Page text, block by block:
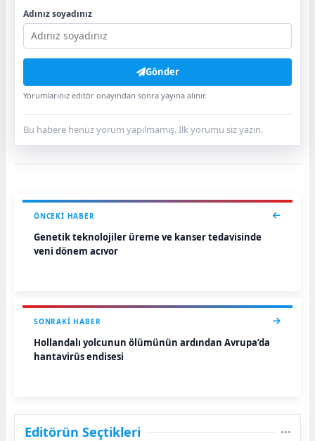
Adınız soyadınız
Gönder
Yorumlarınız editör onayından sonra yayına alınır.
Bu habere henüz yorum yapılmamış. İlk yorumu siz yazın.
ÖNCEKI HABER
Genetik teknolojiler üreme ve kanser tedavisinde
yeni dönem açıyor
SONRAKI HABER
Hollandalı yolcunun ölümünün ardından Avrupa’da
hantavirüs endişesi
Editörün Seçtikleri